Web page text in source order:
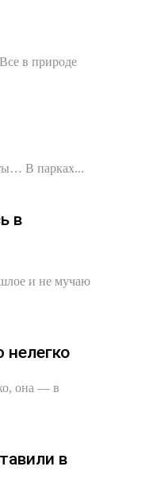
в природе
В парках...
в
и не мучаю
она — в
в